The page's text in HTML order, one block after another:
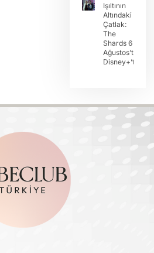
Işıltının
Altındaki
Çatlak:
The
Shards 6
Ağustos’ta
Disney+’ta